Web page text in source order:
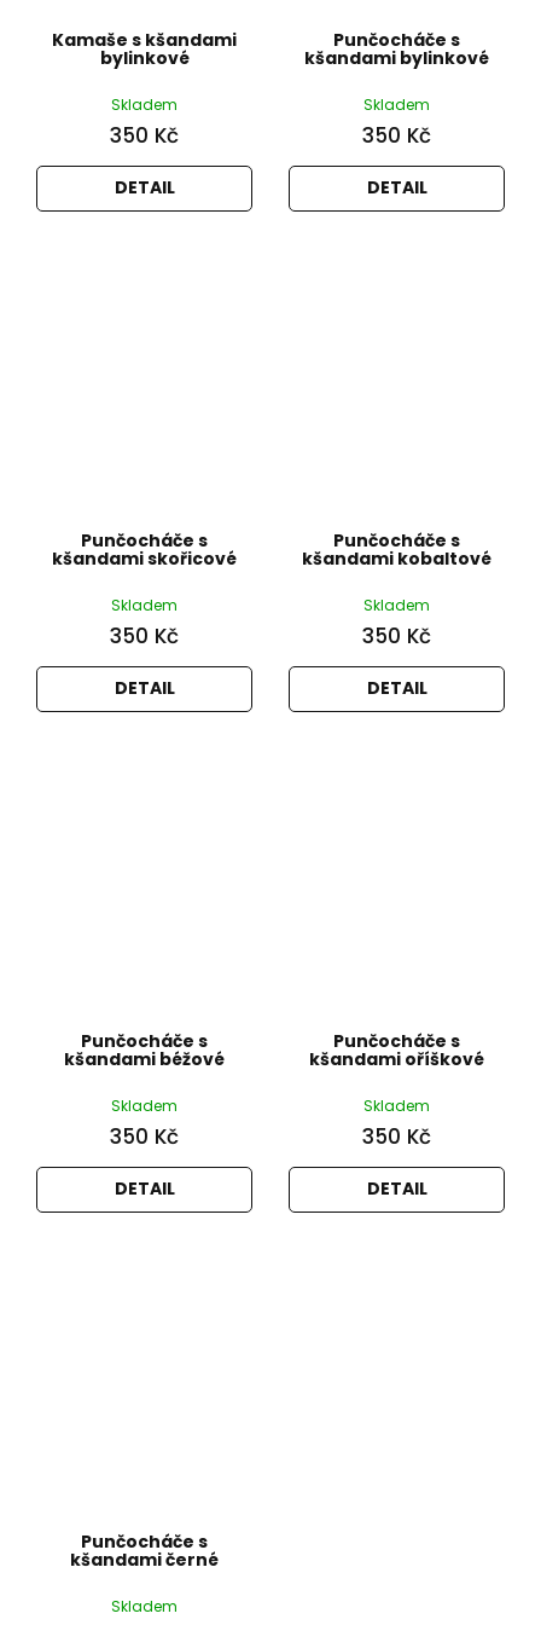
Kamaše s kšandami
bylinkové
Skladem
350 Kč
DETAIL
Punčocháče s
kšandami bylinkové
Skladem
350 Kč
DETAIL
Punčocháče s
kšandami skořicové
Skladem
350 Kč
DETAIL
Punčocháče s
kšandami kobaltové
Skladem
350 Kč
DETAIL
Punčocháče s
kšandami béžové
Skladem
350 Kč
DETAIL
Punčocháče s
kšandami oříškové
Skladem
350 Kč
DETAIL
Punčocháče s
kšandami černé
Skladem